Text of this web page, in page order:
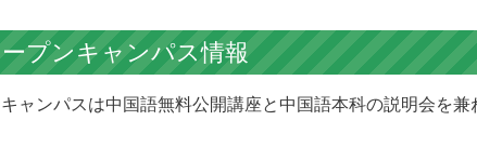
プンキャンパス情報
ャンパスは中国語無料公開講座と中国語本科の説明会を兼